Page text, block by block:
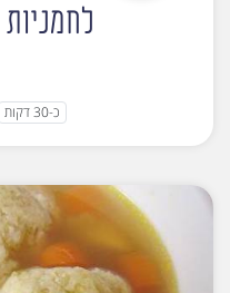
כ-30 דקות